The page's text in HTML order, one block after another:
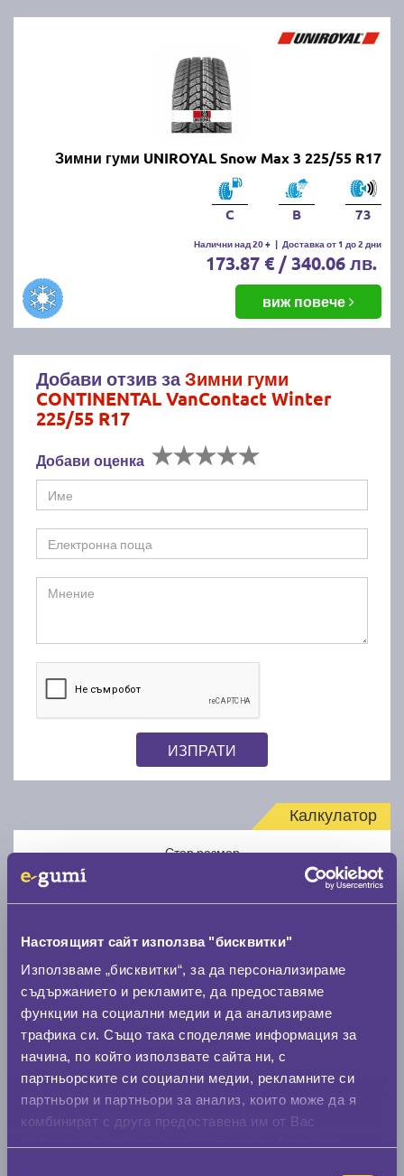
Настоящият сайт използва "бисквитки"
Използваме „бисквитки“, за да персонализираме
съдържанието и рекламите, да предоставяме
функции на социални медии и да анализираме
трафика си. Също така споделяме информация за
начина, по който използвате сайта ни, с
партньорските си социални медии, рекламните си
партньори и партньори за анализ, които може да я
комбинират с друга предоставена им от Вас
Зимни гуми UNIROYAL Snow Max 3 225/55 R17
C B 73
Налични над 20 + | Доставка от 1 до 2 дни
173.87 € / 340.06 лв.
виж повече
Добави отзив заЗимни гуми
CONTINENTAL VanContact Winter
225/55 R17
Добави оценка
ИЗПРАТИ
Калкулатор
Стар размер
Нов размер
Стар размер